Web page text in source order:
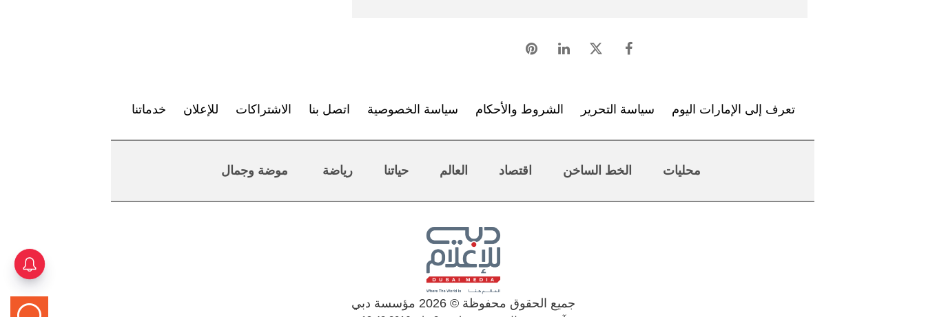
تعرف إلى الإمارات اليوم سياسة التحرير الشروط والأحكام سياسة الخصوصية اتصل بنا الاشتراكات للإعلان خدماتنا
محليات الخط الساخن اقتصاد العالم حياتنا رياضة موضة وجمال
جميع الحقوق محفوظة © 2026 مؤسسة دبي